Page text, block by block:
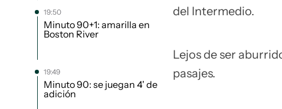
19:50
Minuto 90+1: amarilla en
Boston River
19:49
Minuto 90: se juegan 4' de
adición
del Intermedio.
Lejos de ser
pasajes.